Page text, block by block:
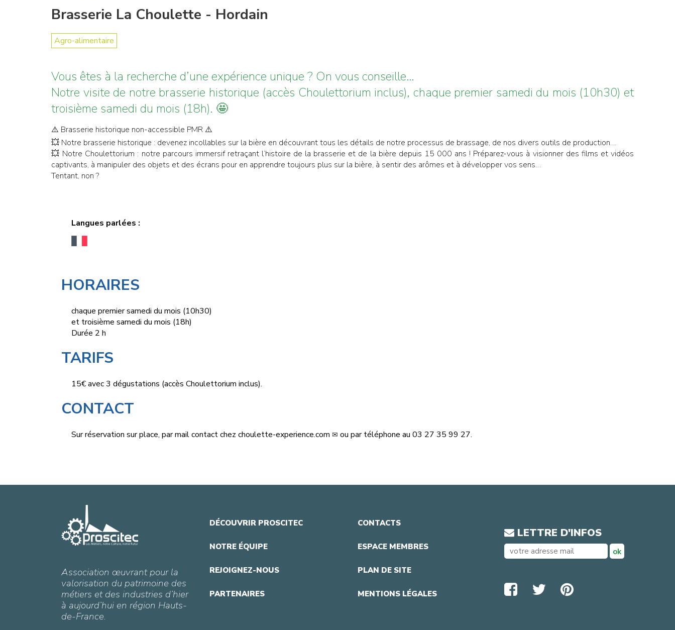
Brasserie La Choulette - Hordain
Agro-alimentaire
Vous êtes à la recherche d’une expérience unique ? On vous conseille…
Notre visite de notre brasserie historique (accès Choulettorium inclus), chaque premier samedi du mois (10h30) et
troisième samedi du mois (18h). 🤩
⚠️ Brasserie historique non-accessible PMR ⚠️
💥 Notre brasserie historique : devenez incollables sur la bière en découvrant tous les détails de notre processus de brassage, de nos divers outils de production…
💥 Notre Choulettorium : notre parcours immersif retraçant l’histoire de la brasserie et de la bière depuis 15 000 ans ! Préparez-vous à visionner des films et vidéos
captivants, à manipuler des objets et des écrans pour en apprendre toujours plus sur la bière, à sentir des arômes et à développer vos sens…
Tentant, non ?
Langues parlées :
HORAIRES
chaque premier samedi du mois (10h30)
et troisième samedi du mois (18h)
Durée 2 h
TARIFS
15€ avec 3 dégustations (accès Choulettorium inclus).
CONTACT
Sur réservation sur place, par mailcontactchez choulette-experience.com ou par téléphone au 03 27 35 99 27.
Association œuvrant pour la
valorisation du patrimoine des
métiers et des industries d’hier
à aujourd’hui en région Hauts-
de-France.
DÉCOUVRIR PROSCITEC
NOTRE ÉQUIPE
REJOIGNEZ-NOUS
PARTENAIRES
CONTACTS
ESPACE MEMBRES
PLAN DE SITE
MENTIONS LÉGALES
LETTRE D'INFOS